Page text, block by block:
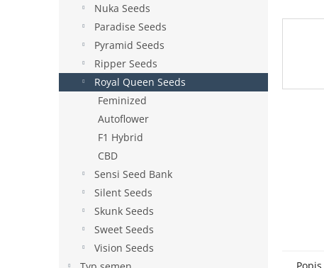
Nuka Seeds
Paradise Seeds
Pyramid Seeds
Ripper Seeds
Royal Queen Seeds
Feminized
Autoflower
F1 Hybrid
CBD
Sensi Seed Bank
Silent Seeds
Skunk Seeds
Sweet Seeds
Vision Seeds